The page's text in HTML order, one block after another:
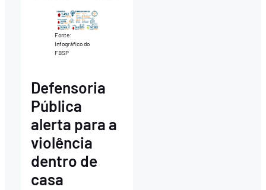
Fonte:
Infográfico do
FBSP
Defensoria
Pública
alerta para a
violência
dentro de
casa